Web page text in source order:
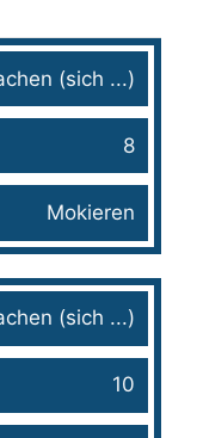
(sich ...)
8
Mokieren
(sich ...)
10